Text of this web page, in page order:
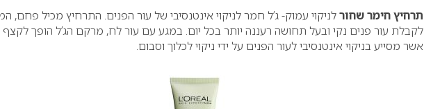
תרחיץ חימר שחורלניקוי עמוק- ג’ל חמר לניקוי אינטנסיבי של עור הפנים. התרחיץ מכיל פחם,
לקבלת עור פנים נקי ובעל תחושה רעננה יותר בכל יום. במגע עם עור לח, מרקם הג’ל הופך לקצף
אשר מסייע בניקוי אינטנסיבי לעור הפנים על ידי ניקוי לכלוך וסבום.